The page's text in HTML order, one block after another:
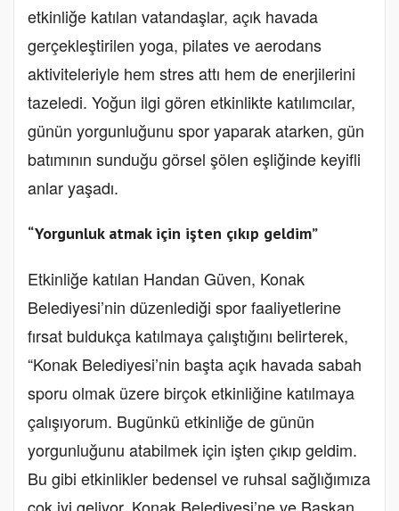
etkinliğe katılan vatandaşlar, açık havada
gerçekleştirilen yoga, pilates ve aerodans
aktiviteleriyle hem stres attı hem de enerjilerini
tazeledi. Yoğun ilgi gören etkinlikte katılımcılar,
günün yorgunluğunu spor yaparak atarken, gün
batımının sunduğu görsel şölen eşliğinde keyifli
anlar yaşadı.
“Yorgunluk atmak için işten çıkıp geldim”
Etkinliğe katılan Handan Güven, Konak
Belediyesi’nin düzenlediği spor faaliyetlerine
fırsat buldukça katılmaya çalıştığını belirterek,
“Konak Belediyesi’nin başta açık havada sabah
sporu olmak üzere birçok etkinliğine katılmaya
çalışıyorum. Bugünkü etkinliğe de günün
yorgunluğunu atabilmek için işten çıkıp geldim.
Bu gibi etkinlikler bedensel ve ruhsal sağlığımıza